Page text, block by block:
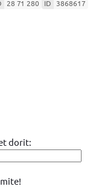
28 71 280 ID 3868617
dorit: